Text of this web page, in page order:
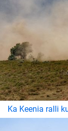
Ka Keenia ralli